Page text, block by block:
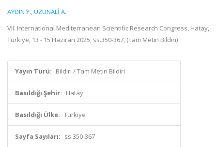
AYDIN Y.,UZUNALİ A.
VII. International Mediterranean Scientific Research Congress, Hatay,
Türkiye, 13 - 15 Haziran 2025, ss.350-367, (Tam Metin Bildiri)
Yayın Türü: Bildiri / Tam Metin Bildiri
Basıldığı Şehir: Hatay
Basıldığı Ülke: Türkiye
Sayfa Sayıları: ss.350-367